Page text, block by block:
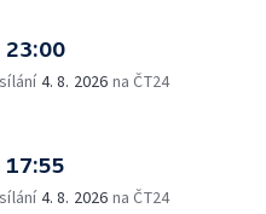
23:00
4. 8. 2026 na ČT24
17:55
4. 8. 2026 na ČT24